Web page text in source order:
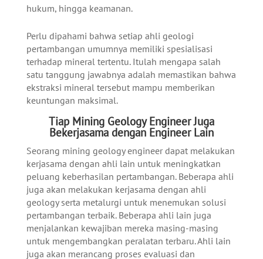
hukum, hingga keamanan.
Perlu dipahami bahwa setiap ahli geologi
pertambangan umumnya memiliki spesialisasi
terhadap mineral tertentu. Itulah mengapa salah
satu tanggung jawabnya adalah memastikan bahwa
ekstraksi mineral tersebut mampu memberikan
keuntungan maksimal.
Tiap Mining Geology Engineer Juga
Bekerjasama dengan Engineer Lain
Seorang mining geology engineer dapat melakukan
kerjasama dengan ahli lain untuk meningkatkan
peluang keberhasilan pertambangan. Beberapa ahli
juga akan melakukan kerjasama dengan ahli
geology serta metalurgi untuk menemukan solusi
pertambangan terbaik. Beberapa ahli lain juga
menjalankan kewajiban mereka masing-masing
untuk mengembangkan peralatan terbaru. Ahli lain
juga akan merancang proses evaluasi dan